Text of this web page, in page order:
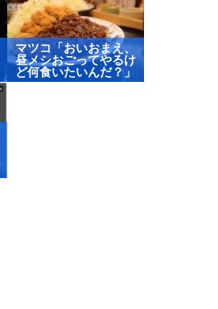
マツコ「おいおまえ、
昼メシおごってやるけ
ど何食いたいんだ？」